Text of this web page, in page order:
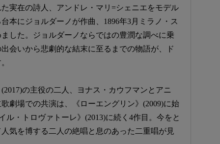
実在の詩人、アンドレ・マリ=シェニエをモデル
本にジョルダーノが作曲、1896年3月ミラノ・ス
した。ジョルダーノならではの豊潤な調べに乗
会いから悲劇的な結末に至るまでの物語が、ド
の主役の二人、ヨナス・カウフマンとアニ
劇場での共演は、《ローエングリン》(2009)に始
ル・トロヴァトーレ》(2013)に続く4作目。今をと
気を博する二人の絶唱と息のあった二重唱が見